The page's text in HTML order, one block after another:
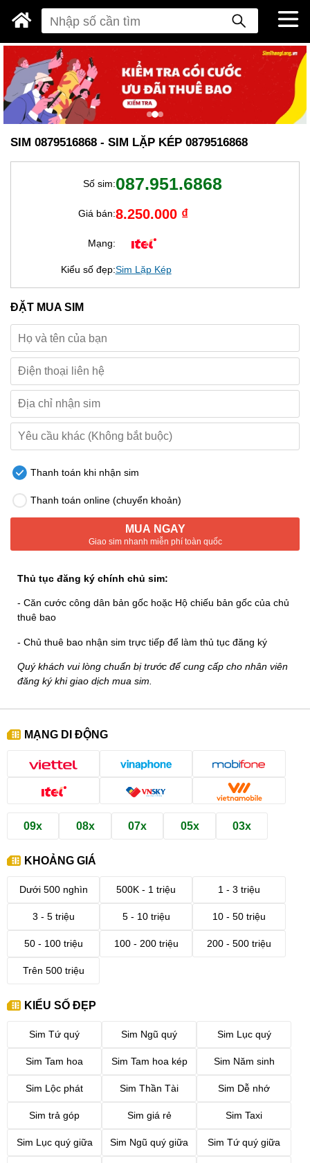
SIM 0879516868 - SIM LẶP KÉP 0879516868
Số sim:087.951.6868
Giá bán:8.250.000 ₫
Mạng:
Kiểu số đẹp:Sim Lặp Kép
ĐẶT MUA SIM
Thanh toán khi nhận sim
Thanh toán online (chuyển khoản)
MUA NGAY
Giao sim nhanh miễn phí toàn quốc
Thủ tục đăng ký chính chủ sim:
- Căn cước công dân bản gốc hoặc Hộ chiếu bản gốc của chủ
thuê bao
- Chủ thuê bao nhận sim trực tiếp để làm thủ tục đăng ký
Quý khách vui lòng chuẩn bị trước để cung cấp cho nhân viên
đăng ký khi giao dịch mua sim.
MẠNG DI ĐỘNG
09x 08x 07x 05x 03x
KHOẢNG GIÁ
Dưới 500 nghìn 500K - 1 triệu 1 - 3 triệu
3 - 5 triệu 5 - 10 triệu 10 - 50 triệu
50 - 100 triệu 100 - 200 triệu 200 - 500 triệu
Trên 500 triệu
KIỂU SỐ ĐẸP
Sim Tứ quý Sim Ngũ quý Sim Lục quý
Sim Tam hoa Sim Tam hoa kép Sim Năm sinh
Sim Lộc phát Sim Thần Tài Sim Dễ nhớ
Sim trả góp Sim giá rẻ Sim Taxi
Sim Lục quý giữa Sim Ngũ quý giữa Sim Tứ quý giữa